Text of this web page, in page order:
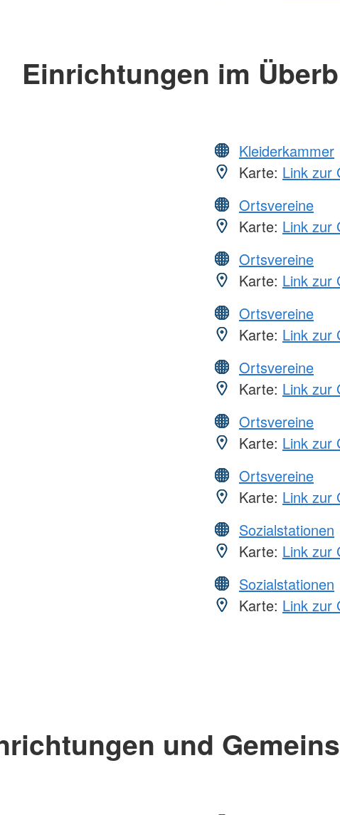
Einrichtungen im
Kleiderkammer
Karte: Link zur
Ortsvereine
Karte: Link zur
Ortsvereine
Karte: Link zur
Ortsvereine
Karte: Link zur
Ortsvereine
Karte: Link zur
Ortsvereine
Karte: Link zur
Ortsvereine
Karte: Link zur
Sozialstationen
Karte: Link zur
Sozialstationen
Karte: Link zur
und